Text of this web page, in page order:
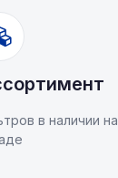
в наличии на